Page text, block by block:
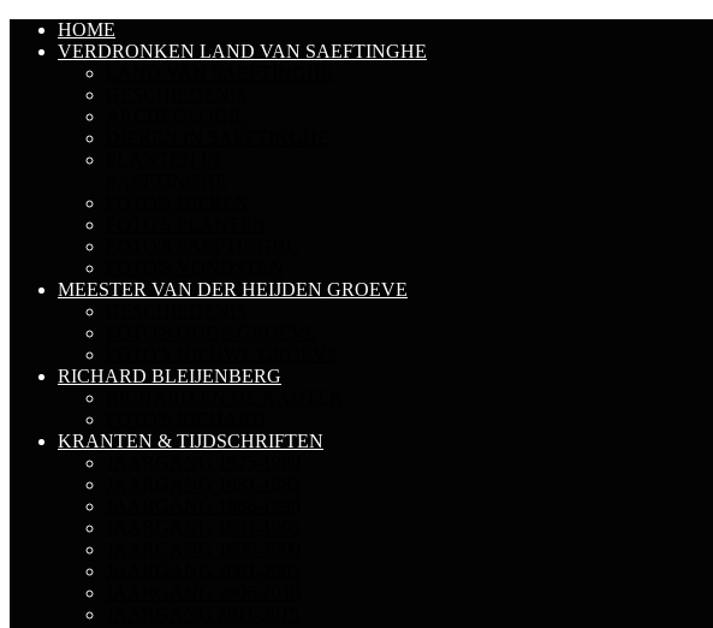
HOME
VERDRONKEN LAND VAN SAEFTINGHE
MEESTER VAN DER HEIJDEN GROEVE
RICHARD BLEIJENBERG
KRANTEN & TIJDSCHRIFTEN